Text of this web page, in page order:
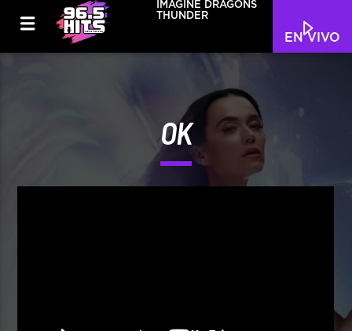
EN VIVO
IMAGINE DRAGONS
THUNDER
OK